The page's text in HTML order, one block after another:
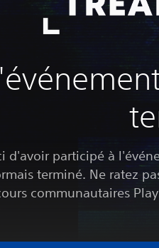
d'avoir participé à
terminé. Ne ratez
communautaires